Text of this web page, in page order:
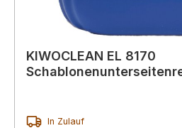
KIWOCLEAN EL 8170
In Zulauf